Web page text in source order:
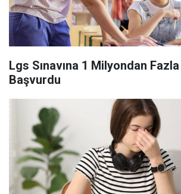
Lgs Sınavına 1 Milyondan
Başvurdu